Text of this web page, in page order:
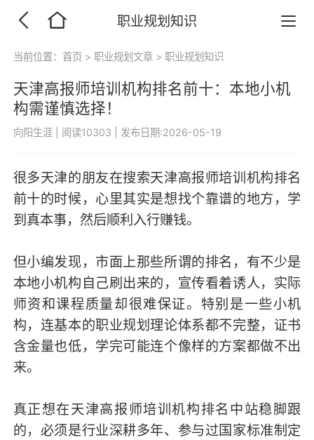
职业规划知识
当前位置：首页 > 职业规划文章 > 职业规划知识
天津高报师培训机构排名前十：本地小机
构需谨慎选择！
向阳生涯 阅读10303 发布日期:2026-05-19
很多天津的朋友在搜索天津高报师培训机构排名
前十的时候，心里其实是想找个靠谱的地方，学
到真本事，然后顺利入行赚钱。
但小编发现，市面上那些所谓的排名，有不少是
本地小机构自己刷出来的，宣传看着诱人，实际
师资和课程质量却很难保证。特别是一些小机
构，连基本的职业规划理论体系都不完整，证书
含金量也低，学完可能连个像样的方案都做不出
来。
真正想在天津高报师培训机构排名中站稳脚跟
的，必须是行业深耕多年、参与过国家标准制定